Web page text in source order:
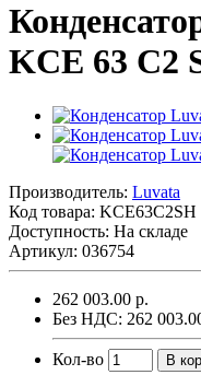
KCE 63 C2
Производитель: Luvata
Код товара: KCE63C2SH
Доступность: На складе
Артикул: 036754
262 003.00 р.
Без НДС: 262
Кол-во В